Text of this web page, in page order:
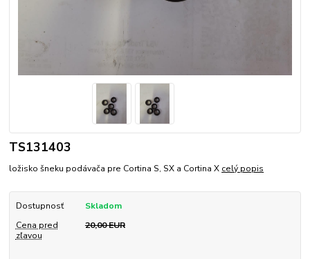
TS131403
ložisko šneku podávača pre Cortina S, SX a Cortina X celý popis
Dostupnosť
Skladom
Cena pred
zľavou
20,00 EUR